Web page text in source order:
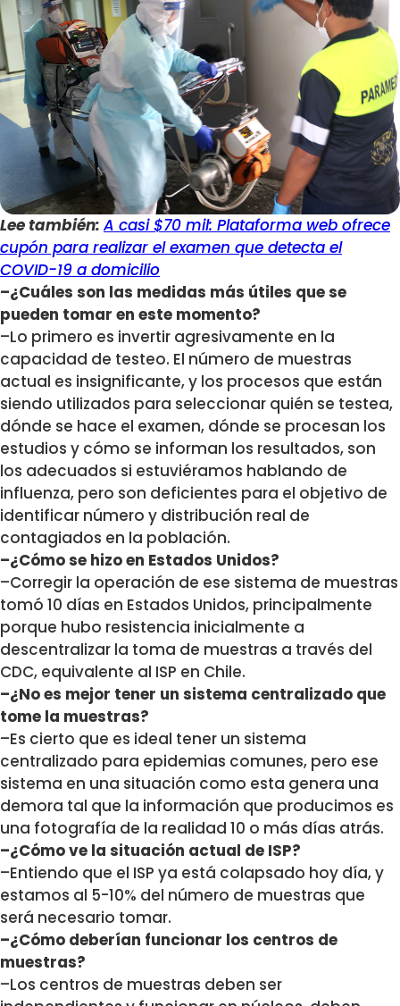
Lee también: A casi $70 mil: Plataforma web ofrece
cupón para realizar el examen que detecta el
COVID-19 a domicilio
–¿Cuáles son las medidas más útiles que se
pueden tomar en este momento?
–Lo primero es invertir agresivamente en la
capacidad de testeo. El número de muestras
actual es insignificante, y los procesos que están
siendo utilizados para seleccionar quién se testea,
dónde se hace el examen, dónde se procesan los
estudios y cómo se informan los resultados, son
los adecuados si estuviéramos hablando de
influenza, pero son deficientes para el objetivo de
identificar número y distribución real de
contagiados en la población.
–¿Cómo se hizo en Estados Unidos?
–Corregir la operación de ese sistema de muestras
tomó 10 días en Estados Unidos, principalmente
porque hubo resistencia inicialmente a
descentralizar la toma de muestras a través del
CDC, equivalente al ISP en Chile.
–¿No es mejor tener un sistema centralizado que
tome la muestras?
–Es cierto que es ideal tener un sistema
centralizado para epidemias comunes, pero ese
sistema en una situación como esta genera una
demora tal que la información que producimos es
una fotografía de la realidad 10 o más días atrás.
–¿Cómo ve la situación actual de ISP?
–Entiendo que el ISP ya está colapsado hoy día, y
estamos al 5-10% del número de muestras que
será necesario tomar.
–¿Cómo deberían funcionar los centros de
muestras?
–Los centros de muestras deben ser